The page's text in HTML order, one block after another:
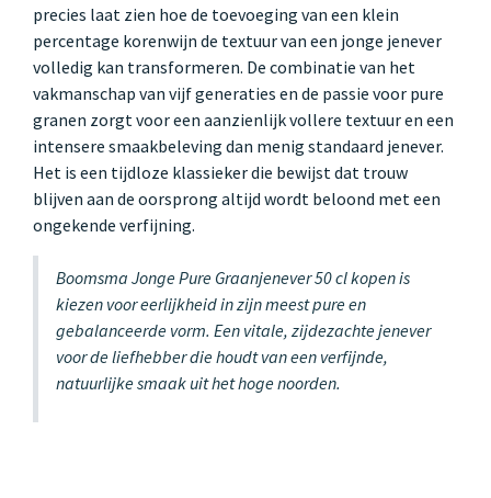
precies laat zien hoe de toevoeging van een klein
percentage korenwijn de textuur van een jonge jenever
volledig kan transformeren. De combinatie van het
vakmanschap van vijf generaties en de passie voor pure
granen zorgt voor een aanzienlijk vollere textuur en een
intensere smaakbeleving dan menig standaard jenever.
Het is een tijdloze klassieker die bewijst dat trouw
blijven aan de oorsprong altijd wordt beloond met een
ongekende verfijning.
Boomsma Jonge Pure Graanjenever 50 cl kopen is
kiezen voor eerlijkheid in zijn meest pure en
gebalanceerde vorm. Een vitale, zijdezachte jenever
voor de liefhebber die houdt van een verfijnde,
natuurlijke smaak uit het hoge noorden.